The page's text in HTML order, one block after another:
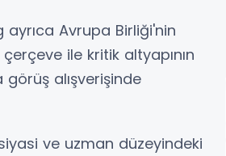
ayrıca Avrupa Birliği'nin
ile kritik altyapının
alışverişinde
ve uzman düzeyindeki